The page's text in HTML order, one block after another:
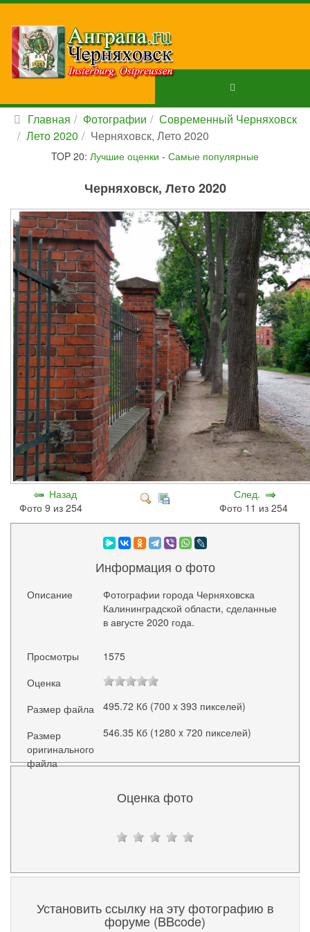
Главная Фотографии
Современный Черняховск
Лето 2020
Черняховск, Лето 2020
TOP 20: Лучшие оценки - Самые популярные
Черняховск, Лето 2020
Назад
Фото 9 из 254
След.
Фото 11 из 254
Информация о фото
Описание
Фотографии города Черняховска
Калининградской области, сделанные
в августе 2020 года.
Просмотры
1575
Оценка
Размер файла
495.72 Кб (700 x 393 пикселей)
Размер
оригинального
файла
546.35 Кб (1280 x 720 пикселей)
Оценка фото
Установить ссылку на эту фотографию в
форуме (BBcode)